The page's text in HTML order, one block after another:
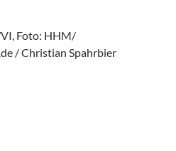
Foto: HHM/
/ Christian Spahrbier